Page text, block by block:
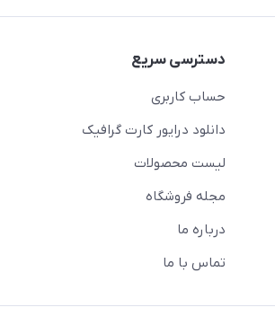
دسترسی سریع
حساب کاربری
دانلود درایور کارت گرافیک
لیست محصولات
مجله فروشگاه
درباره ما
تماس با ما